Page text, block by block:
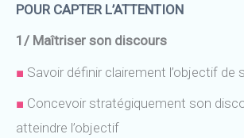
POUR CAPTER L’ATTENTION
1/ Maîtriser son discours
■ Savoir définir clairement l’objectif de
■ Concevoir stratégiquement son
atteindre l’objectif